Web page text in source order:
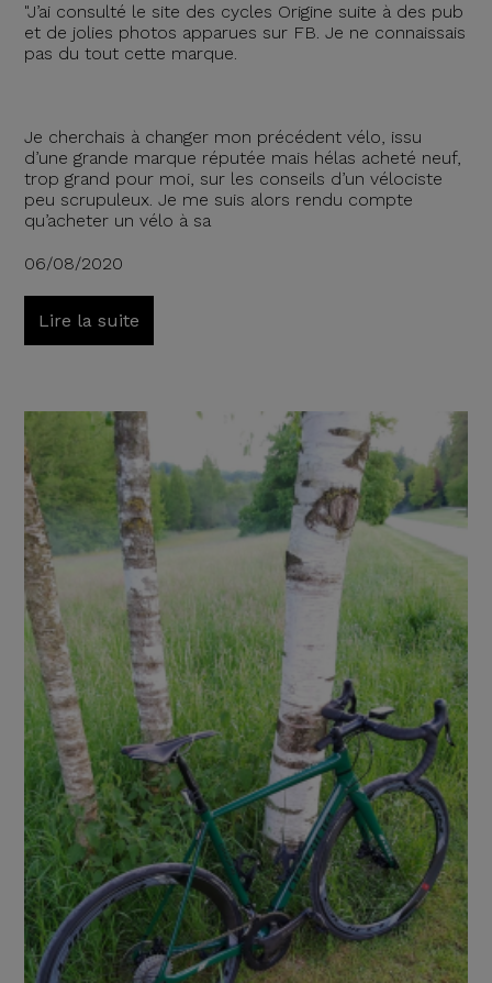
"J’ai consulté le site des cycles Origine suite à des pub
et de jolies photos apparues sur FB. Je ne connaissais
pas du tout cette marque.
Je cherchais à changer mon précédent vélo, issu
d’une grande marque réputée mais hélas acheté neuf,
trop grand pour moi, sur les conseils d’un vélociste
peu scrupuleux. Je me suis alors rendu compte
qu’acheter un vélo à sa
06/08/2020
Lire la suite